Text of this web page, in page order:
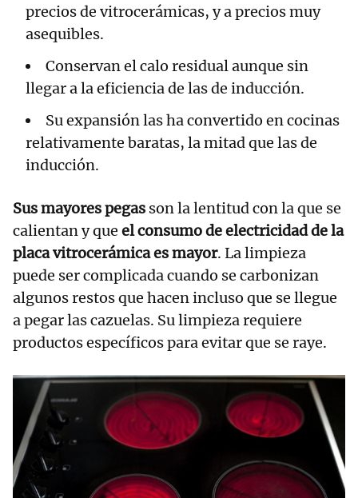
precios de vitrocerámicas, y a precios muy
asequibles.
Conservan el calo residual aunque sin
llegar a la eficiencia de las de inducción.
Su expansión las ha convertido en cocinas
relativamente baratas, la mitad que las de
inducción.
Sus mayores pegas son la lentitud con la que se
calientan y que el consumo de electricidad de la
placa vitrocerámica es mayor. La limpieza
puede ser complicada cuando se carbonizan
algunos restos que hacen incluso que se llegue
a pegar las cazuelas. Su limpieza requiere
productos específicos para evitar que se raye.